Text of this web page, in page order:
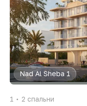
Nad Al Sheba 1
1 2 спальни